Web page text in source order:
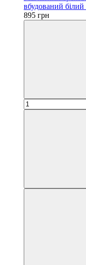
вбудований
895 грн